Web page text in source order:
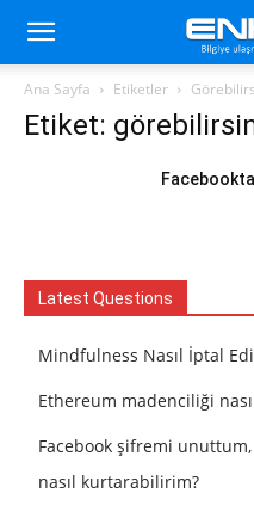
Ana Sayfa Etiketler
Etiket:
Latest Questions
Mindfulness Nasıl İptal
Ethereum madenciliği
Facebook şifremi unuttum,
nasıl kurtarabilirim?